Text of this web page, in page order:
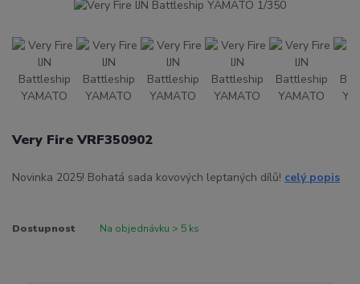
Very Fire VRF350902
Novinka 2025! Bohatá sada kovových leptaných dílů! celý popis
Dostupnost Na objednávku > 5 ks